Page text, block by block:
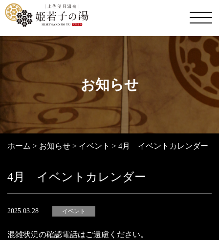
お知らせ
ホーム > お知らせ > イベント > 4月 イベントカレンダー
4月 イベントカレンダー
2025.03.28 イベント
混雑状況の確認電話はご遠慮ください。